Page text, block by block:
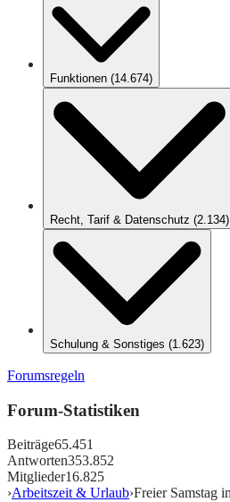
Funktionen (14.674)
Recht, Tarif & Datenschutz (2.134)
Schulung & Sonstiges (1.623)
Forumsregeln
Forum-Statistiken
Beiträge65.451
Antworten353.852
Mitglieder16.825
›Arbeitszeit & Urlaub›Freier Samstag